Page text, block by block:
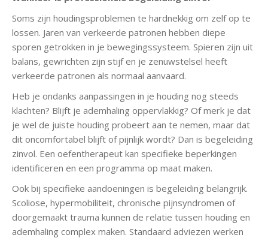
Soms zijn houdingsproblemen te hardnekkig om zelf op te
lossen. Jaren van verkeerde patronen hebben diepe
sporen getrokken in je bewegingssysteem. Spieren zijn uit
balans, gewrichten zijn stijf en je zenuwstelsel heeft
verkeerde patronen als normaal aanvaard.
Heb je ondanks aanpassingen in je houding nog steeds
klachten? Blijft je ademhaling oppervlakkig? Of merk je dat
je wel de juiste houding probeert aan te nemen, maar dat
dit oncomfortabel blijft of pijnlijk wordt? Dan is begeleiding
zinvol. Een oefentherapeut kan specifieke beperkingen
identificeren en een programma op maat maken.
Ook bij specifieke aandoeningen is begeleiding belangrijk.
Scoliose, hypermobiliteit, chronische pijnsyndromen of
doorgemaakt trauma kunnen de relatie tussen houding en
ademhaling complex maken. Standaard adviezen werken